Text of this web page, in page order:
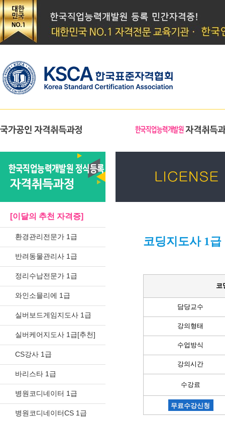
[이달의 추천 자격증]
환경관리전문가 1급
반려동물관리사 1급
정리수납전문가 1급
와인소믈리에 1급
실버보드게임지도사 1급
실버케어지도사 1급[추천]
CS강사 1급
바리스타 1급
병원코디네이터 1급
병원코디네이터CS 1급
코딩지도사 1급
코
담당교수
강의형태
수업방식
강의시간
수강료
무료수강신청